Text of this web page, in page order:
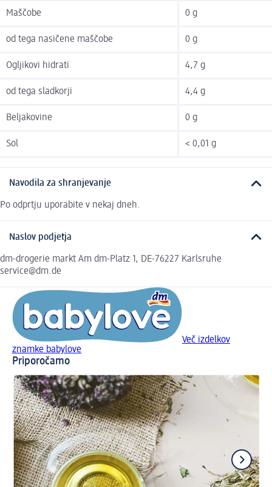
Maščobe 0 g
od tega nasičene maščobe 0 g
Ogljikovi hidrati 4,7 g
od tega sladkorji 4,4 g
Beljakovine 0 g
Sol < 0,01 g
Navodila za shranjevanje
Po odprtju uporabite v nekaj dneh.
Naslov podjetja
dm-drogerie markt Am dm-Platz 1, DE-76227 Karlsruhe
service@dm.de
Več izdelkov
znamke babylove
Priporočamo